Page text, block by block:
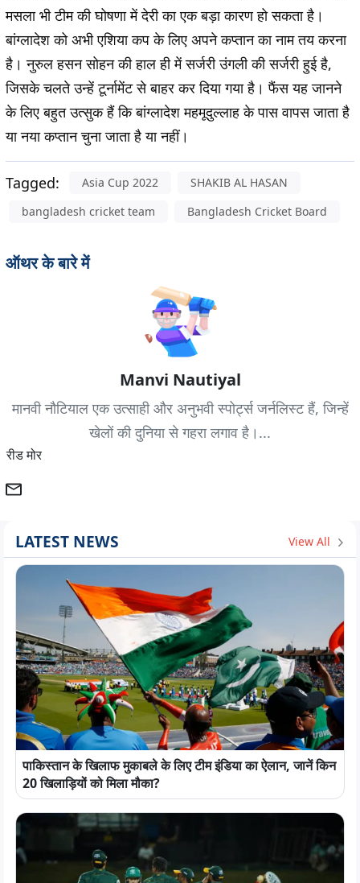
मसला भी टीम की घोषणा में देरी का एक बड़ा कारण हो सकता है।
बांग्लादेश को अभी एशिया कप के लिए अपने कप्तान का नाम तय करना
है। नुरुल हसन सोहन की हाल ही में सर्जरी उंगली की सर्जरी हुई है,
जिसके चलते उन्हें टूर्नामेंट से बाहर कर दिया गया है। फैंस यह जानने
के लिए बहुत उत्सुक हैं कि बांग्लादेश महमूदुल्लाह के पास वापस जाता है
या नया कप्तान चुना जाता है या नहीं।
Tagged: Asia Cup 2022
SHAKIB AL HASAN
bangladesh cricket team
Bangladesh Cricket Board
ऑथर के बारे में
Manvi Nautiyal
मानवी नौटियाल एक उत्साही और अनुभवी स्पोर्ट्स जर्नलिस्ट हैं, जिन्हें
खेलों की दुनिया से गहरा लगाव है।...
रीड मोर
LATEST NEWS View All
पाकिस्तान के खिलाफ मुकाबले के लिए टीम इंडिया का ऐलान, जानें किन
20 खिलाड़ियों को मिला मौका?